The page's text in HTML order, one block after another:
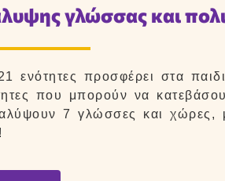
γλώσσας και
ενότητες προσφέρει στα
που μπορούν να
7 γλώσσες και χώρες,